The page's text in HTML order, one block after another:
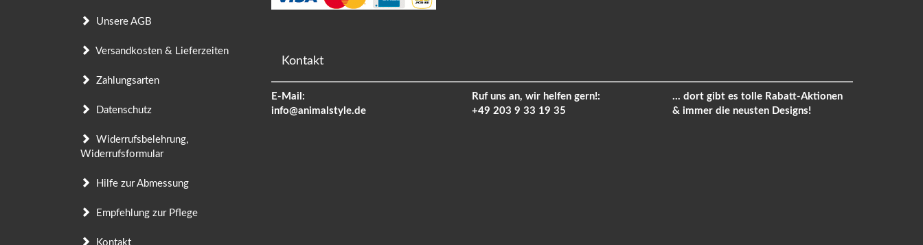
Unsere AGB
Versandkosten & Lieferzeiten
Zahlungsarten
Datenschutz
Widerrufsbelehrung,
Widerrufsformular
Hilfe zur Abmessung
Empfehlung zur Pflege
Kontakt
Kontakt
E-Mail:
info@animalstyle.de
Ruf uns an, wir helfen gern!:
+49 203 9 33 19 35
... dort gibt es tolle Rabatt-Aktionen
& immer die neusten Designs!